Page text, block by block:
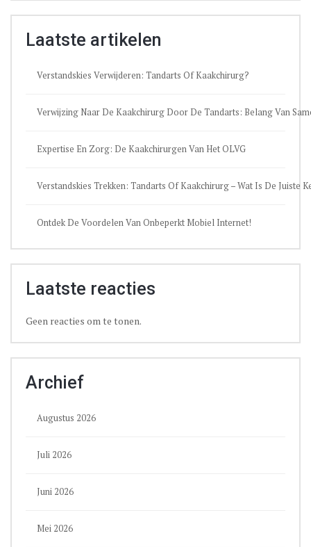
Laatste artikelen
Verstandskies Verwijderen: Tandarts Of Kaakchirurg?
Verwijzing Naar De Kaakchirurg Door De Tandarts: Belang Van
Expertise En Zorg: De Kaakchirurgen Van Het OLVG
Verstandskies Trekken: Tandarts Of Kaakchirurg – Wat Is De Juiste
Ontdek De Voordelen Van Onbeperkt Mobiel Internet!
Laatste reacties
Geen reacties om te tonen.
Archief
Augustus 2026
Juli 2026
Juni 2026
Mei 2026